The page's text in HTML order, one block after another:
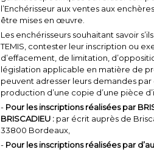
l’Enchérisseur aux ventes aux
être mises en œuvre.
Les enchérisseurs souhaitant savoir
TEMIS, contester leur inscription ou
d’effacement, de limitation,
législation applicable en matière de
peuvent adresser leurs demandes
production d’une copie d’une pièce
- Pour les inscriptions réalisées par
BRISCADIEU : par écrit auprès de
33800 Bordeaux,
- Pour les inscriptions réalisées par